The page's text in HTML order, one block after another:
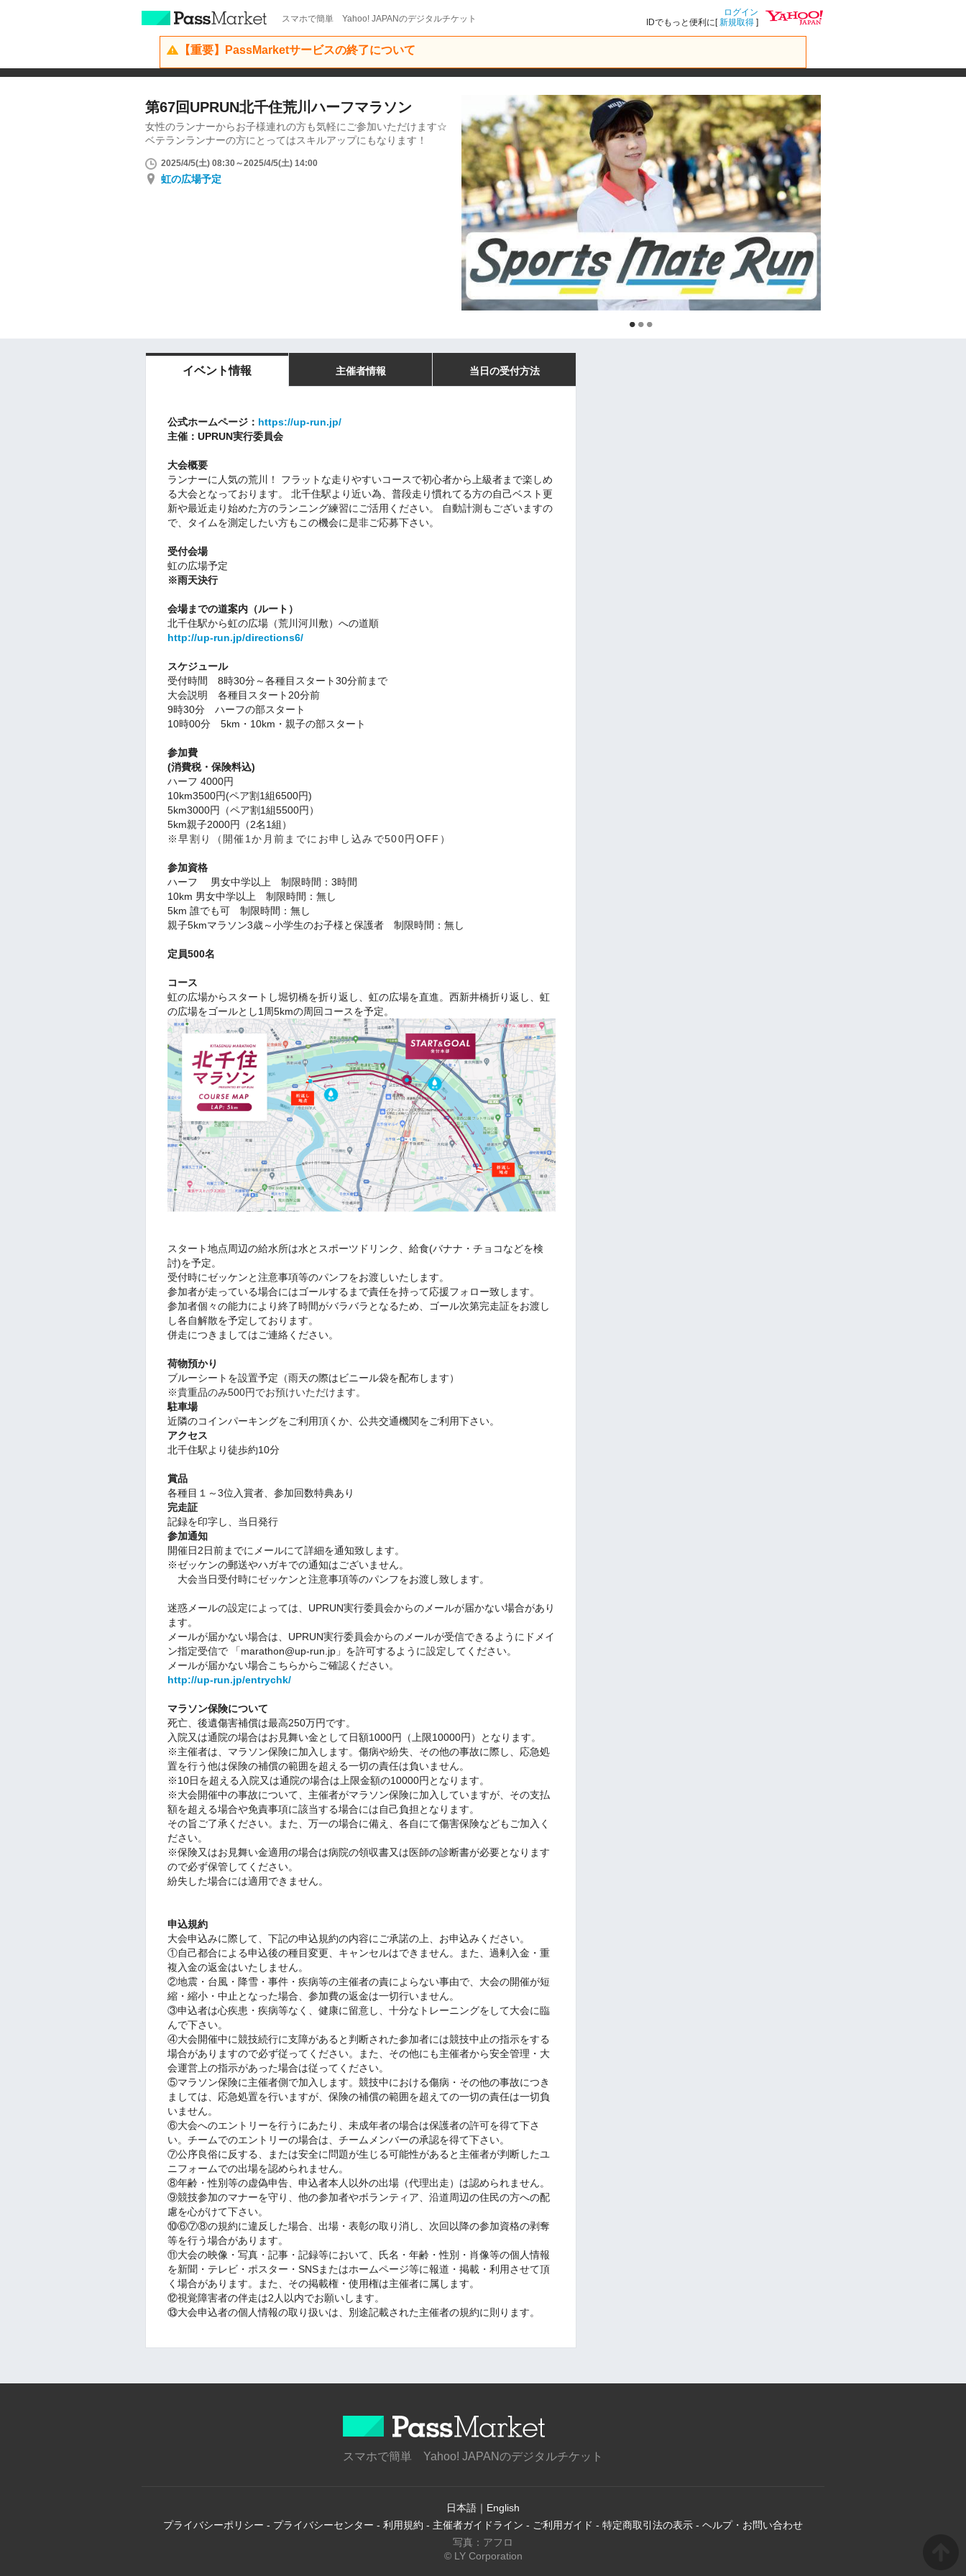
スマホで簡単 Yahoo! JAPANのデジタルチケット
ログイン
IDでもっと便利に[新規取得 ]
【重要】PassMarketサービスの終了について
第67回UPRUN北千住荒川ハーフマラソン
女性のランナーからお子様連れの方も気軽にご参加いただけます☆
ベテランランナーの方にとってはスキルアップにもなります！
2025/4/5(土) 08:30～2025/4/5(土) 14:00
虹の広場予定
イベント情報 主催者情報 当日の受付方法
公式ホームページ： https://up-run.jp/
主催：UPRUN実行委員会
大会概要
ランナーに人気の荒川！ フラットな走りやすいコースで初心者から上級者まで楽しめ
る大会となっております。 北千住駅より近い為、普段走り慣れてる方の自己ベスト更
新や最近走り始めた方のランニング練習にご活用ください。 自動計測もございますの
で、タイムを測定したい方もこの機会に是非ご応募下さい。
受付会場
虹の広場予定
※雨天決行
会場までの道案内（ルート）
北千住駅から虹の広場（荒川河川敷）への道順
http://up-run.jp/directions6/
スケジュール
受付時間 8時30分～各種目スタート30分前まで
大会説明 各種目スタート20分前
9時30分 ハーフの部スタート
10時00分 5km・10km・親子の部スタート
参加費
(消費税・保険料込)
ハーフ 4000円
10km3500円(ペア割1組6500円)
5km3000円（ペア割1組5500円）
5km親子2000円（2名1組）
※早割り（開催1か月前までにお申し込みで500円OFF）
参加資格
ハーフ 男女中学以上 制限時間：3時間
10km 男女中学以上 制限時間：無し
5km 誰でも可 制限時間：無し
親子5kmマラソン3歳～小学生のお子様と保護者 制限時間：無し
定員500名
コース
虹の広場からスタートし堀切橋を折り返し、虹の広場を直進。西新井橋折り返し、虹
の広場をゴールとし1周5kmの周回コースを予定。
スタート地点周辺の給水所は水とスポーツドリンク、給食(バナナ・チョコなどを検
討)を予定。
受付時にゼッケンと注意事項等のパンフをお渡しいたします。
参加者が走っている場合にはゴールするまで責任を持って応援フォロー致します。
参加者個々の能力により終了時間がバラバラとなるため、ゴール次第完走証をお渡し
し各自解散を予定しております。
併走につきましてはご連絡ください。
荷物預かり
ブルーシートを設置予定（雨天の際はビニール袋を配布します）
※貴重品のみ500円でお預けいただけます。
駐車場
近隣のコインパーキングをご利用頂くか、公共交通機関をご利用下さい。
アクセス
北千住駅より徒歩約10分
賞品
各種目１～3位入賞者、 参加回数特典あり
完走証
記録を印字し、当日発行
参加通知
開催日2日前までにメールにて詳細を通知致します。
※ゼッケンの郵送やハガキでの通知はございません。
大会当日受付時にゼッケンと注意事項等のパンフをお渡し致します。
迷惑メールの設定によっては、UPRUN実行委員会からのメールが届かない場合があり
ます。
メールが届かない場合は、UPRUN実行委員会からのメールが受信できるようにドメイ
ン指定受信で 「marathon@up-run.jp」を許可するように設定してください。
メールが届かない場合こちらからご確認ください。
http://up-run.jp/entrychk/
マラソン保険について
死亡、後遺傷害補償は最高250万円です。
入院又は通院の場合はお見舞い金として日額1000円（上限10000円）となります。
※主催者は、マラソン保険に加入します。傷病や紛失、その他の事故に際し、応急処
置を行う他は保険の補償の範囲を超える一切の責任は負いません。
※10日を超える入院又は通院の場合は上限金額の10000円となります。
※大会開催中の事故について、主催者がマラソン保険に加入していますが、その支払
額を超える場合や免責事項に該当する場合には自己負担となります。
その旨ご了承ください。また、万一の場合に備え、各自にて傷害保険などもご加入く
ださい。
※保険又はお見舞い金適用の場合は病院の領収書又は医師の診断書が必要となります
ので必ず保管してください。
紛失した場合には適用できません。
申込規約
大会申込みに際して、下記の申込規約の内容にご承諾の上、お申込みください。
①自己都合による申込後の種目変更、キャンセルはできません。また、過剰入金・重
複入金の返金はいたしません。
②地震・台風・降雪・事件・疾病等の主催者の責によらない事由で、大会の開催が短
縮・縮小・中止となった場合、参加費の返金は一切行いません。
③申込者は心疾患・疾病等なく、健康に留意し、十分なトレーニングをして大会に臨
んで下さい。
④大会開催中に競技続行に支障があると判断された参加者には競技中止の指示をする
場合がありますので必ず従ってください。また、その他にも主催者から安全管理・大
会運営上の指示があった場合は従ってください。
⑤マラソン保険に主催者側で加入します。競技中における傷病・その他の事故につき
ましては、応急処置を行いますが、保険の補償の範囲を超えての一切の責任は一切負
いません。
⑥大会へのエントリーを行うにあたり、未成年者の場合は保護者の許可を得て下さ
い。チームでのエントリーの場合は、チームメンバーの承認を得て下さい。
⑦公序良俗に反する、または安全に問題が生じる可能性があると主催者が判断したユ
ニフォームでの出場を認められません。
⑧年齢・性別等の虚偽申告、申込者本人以外の出場（代理出走）は認められません。
⑨競技参加のマナーを守り、他の参加者やボランティア、沿道周辺の住民の方への配
慮を心がけて下さい。
⑩⑥⑦⑧の規約に違反した場合、出場・表彰の取り消し、次回以降の参加資格の剥奪
等を行う場合があります。
⑪大会の映像・写真・記事・記録等において、氏名・年齢・性別・肖像等の個人情報
を新聞・テレビ・ポスター・SNSまたはホームページ等に報道・掲載・利用させて頂
く場合があります。また、その掲載権・使用権は主催者に属します。
⑫視覚障害者の伴走は2人以内でお願いします。
⑬大会申込者の個人情報の取り扱いは、別途記載された主催者の規約に則ります。
スマホで簡単 Yahoo! JAPANのデジタルチケット
日本語 ｜ English
プライバシーポリシー - プライバシーセンター - 利用規約 - 主催者ガイドライン - ご利用ガイド - 特定商取引法の表示 - ヘルプ・お問い合わせ
写真：アフロ
© LY Corporation